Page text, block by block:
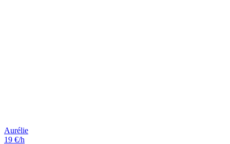
Aurélie
19 €/h